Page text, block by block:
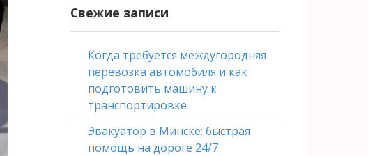
Свежие записи
Когда требуется междугородняя
перевозка автомобиля и как
подготовить машину к
транспортировке
Эвакуатор в Минске: быстрая
помощь на дороге 24/7